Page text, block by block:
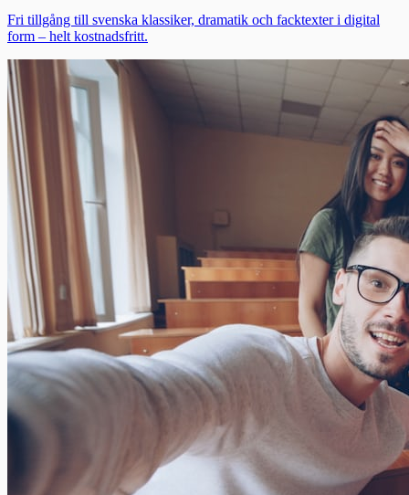
Fri tillgång till svenska klassiker, dramatik och facktexter i digital
form – helt kostnadsfritt.